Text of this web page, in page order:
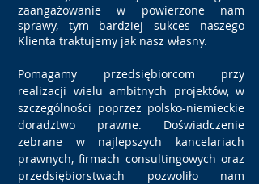
zaangażowanie w powierzone nam
sprawy, tym bardziej sukces naszego
Klienta traktujemy jak nasz własny.
Pomagamy przedsiębiorcom przy
realizacji wielu ambitnych projektów, w
szczególności poprzez polsko-niemieckie
doradztwo prawne. Doświadczenie
zebrane w najlepszych kancelariach
prawnych, firmach consultingowych oraz
przedsiębiorstwach pozwoliło nam